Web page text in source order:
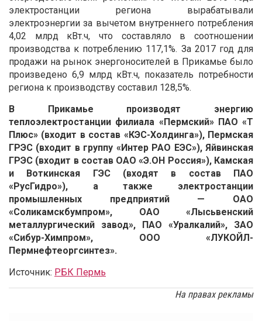
электростанции региона вырабатывали
электроэнергии за вычетом внутреннего потребления
4,02 млрд кВт.ч, что составляло в соотношении
производства к потреблению 117,1%. За 2017 год для
продажи на рынок энергоносителей в Прикамье было
произведено 6,9 млрд кВт.ч, показатель потребности
региона к производству составил 128,5%.
В Прикамье производят энергию
теплоэлектростанции филиала «Пермский» ПАО «Т
Плюс» (входит в состав «КЭС-Холдинга»), Пермская
ГРЭС (входит в группу «Интер РАО ЕЭС»), Яйвинская
ГРЭС (входит в состав ОАО «Э.ОН Россия»), Камская
и Воткинская ГЭС (входят в состав ПАО
«РусГидро»), а также электростанции
промышленных предприятий — ОАО
«Соликамскбумпром», ОАО «Лысьвенский
металлургический завод», ПАО «Уралкалий», ЗАО
«Сибур-Химпром», ООО «ЛУКОЙЛ-
Пермнефтеоргсинтез».
Источник: РБК Пермь
На правах рекламы